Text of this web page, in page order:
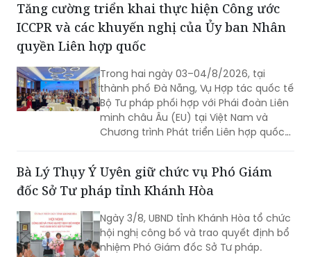
Tăng cường triển khai thực hiện Công ước
ICCPR và các khuyến nghị của Ủy ban Nhân
quyền Liên hợp quốc
Trong hai ngày 03–04/8/2026, tại
thành phố Đà Nẵng, Vụ Hợp tác quốc tế
Bộ Tư pháp phối hợp với Phái đoàn Liên
minh châu Âu (EU) tại Việt Nam và
Chương trình Phát triển Liên hợp quốc
ban Nhân quyền Liên hợp quốc đối với
Báo cáo định kỳ lần thứ tư của Việt
các quyền dân sự và chính trị (ICCPR)
và Hội nghị tập huấn về thực hiện Công
ước ICCPR. Đây là chuỗi hoạt động
Bà Lý Thụy Ý Uyên giữ chức vụ Phó Giám
đốc Sở Tư pháp tỉnh Khánh Hòa
Ngày 3/8, UBND tỉnh Khánh Hòa tổ chức
hội nghị công bố và trao quyết định bổ
nhiệm Phó Giám đốc Sở Tư pháp.